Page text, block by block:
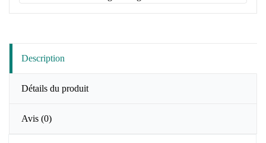
Description
Détails du produit
Avis (0)